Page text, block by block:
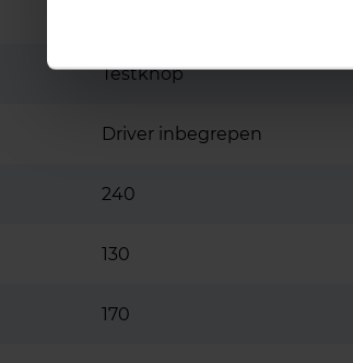
Testknop
Driver inbegrepen
240
130
170